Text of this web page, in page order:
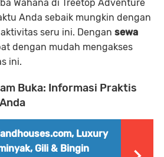
Wahana di Treetop Adventure
Anda sebaik mungkin dengan
seru ini. Dengan sewa
dengan mudah mengakses
ini.
Buka: Informasi Praktis
Luxury
Gili & Bingin